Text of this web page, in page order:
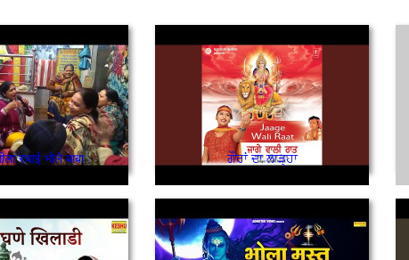
रचाई भोले बाबा ਗੌਰਾਂ ਦਾ ਲਾੜ੍ਹਾ